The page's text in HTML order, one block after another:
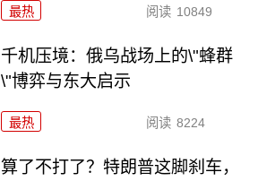
最热 阅读 10849
千机压境：俄乌战场上的\"蜂群
\"博弈与东大启示
最热 阅读 8224
算了不打了？特朗普这脚刹车，